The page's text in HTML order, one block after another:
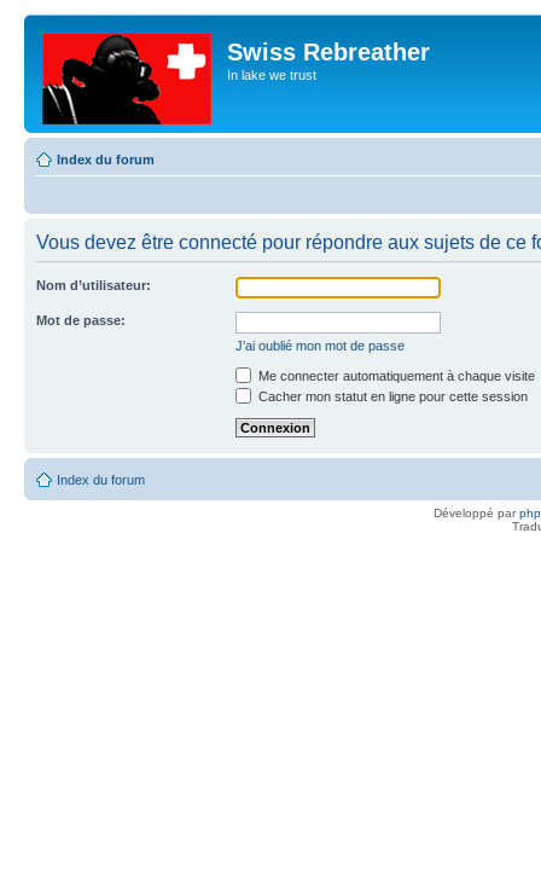
Swiss Rebreather
In lake we trust
Index du forum
Vous devez être connecté pour répondre aux sujets de ce
Nom d’utilisateur:
Mot de passe:
J’ai oublié mon mot de passe
Me connecter automatiquement à chaque visite
Cacher mon statut en ligne pour cette session
Index du forum
Développé par